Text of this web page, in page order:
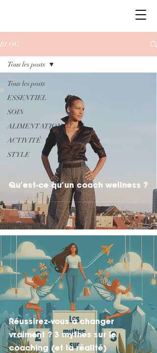
BLOG
Tous les posts
ESSENTIEL
SOIN
ALIMENTATION
ACTIVITÉ
STYLE
Tous les posts
Qu’est-ce qu’un coach wellness ?
Réussirez-vous à changer
vraiment ? 3 mythes sur le
coaching (et la réalité)